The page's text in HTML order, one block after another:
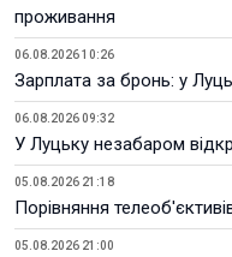
проживання
06.08.2026 10:26
Зарплата за бронь: у
06.08.2026 09:32
У Луцьку незабаром
05.08.2026 21:18
Порівняння
05.08.2026 21:00